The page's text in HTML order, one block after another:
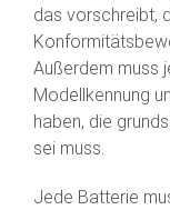
das vorschreibt,
Außerdem muss
Modellkennung
haben, die
sei muss.
Jede Batterie